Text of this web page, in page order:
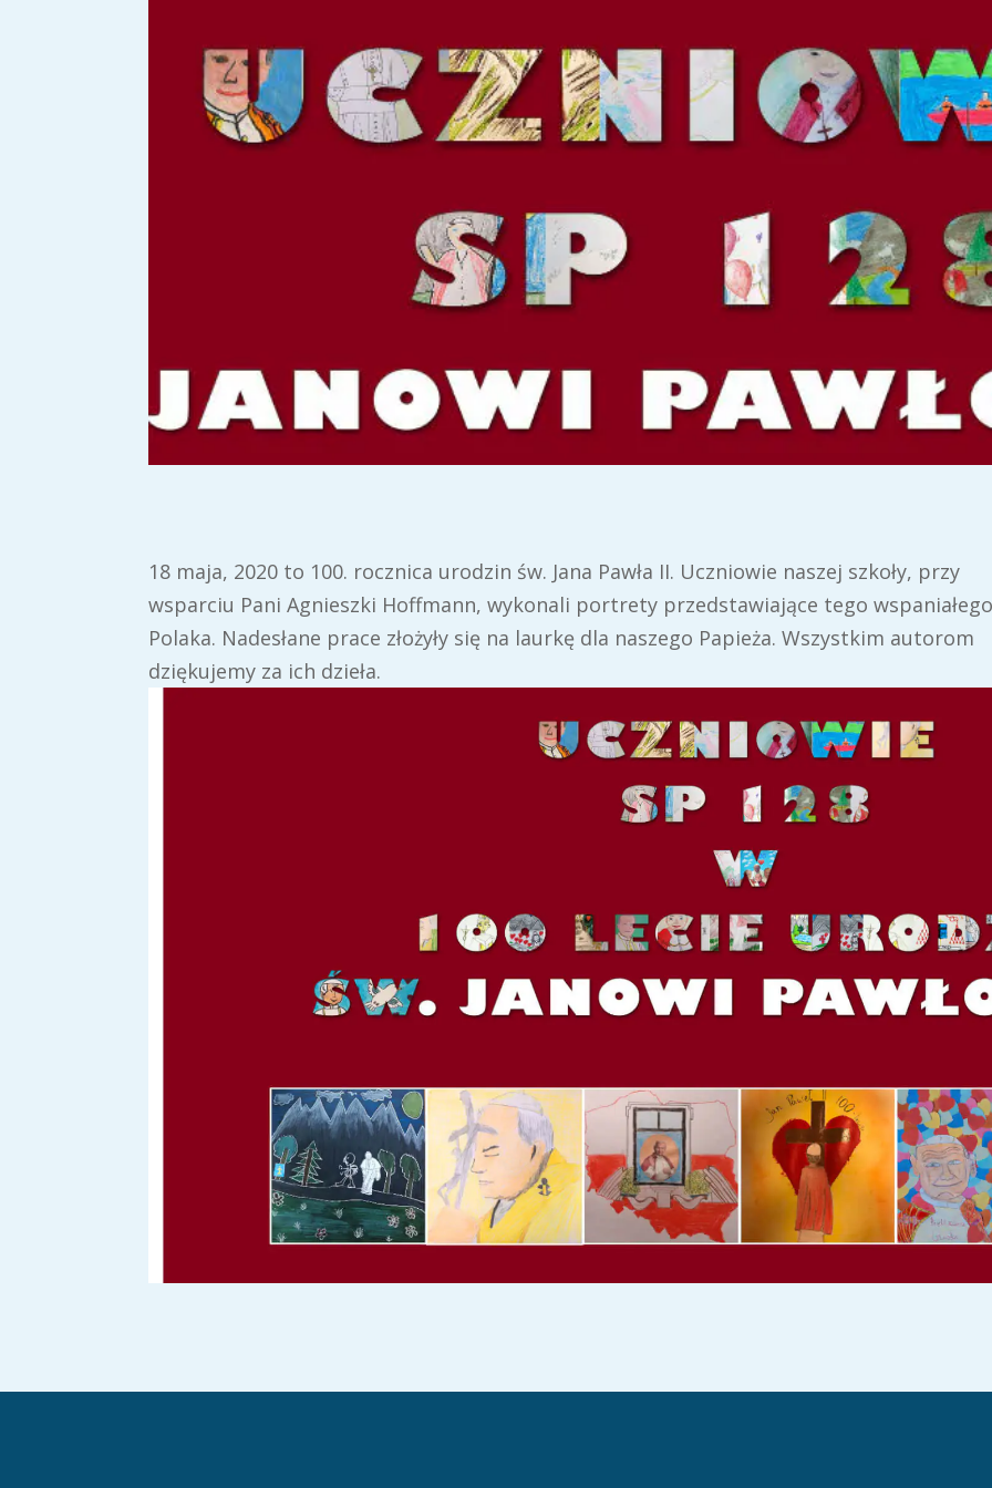
18 maja, 2020 to 100. rocznica urodzin św. Jana Pawła II. Uczniowie naszej szkoły, przy
wsparciu Pani Agnieszki Hoffmann, wykonali portrety przedstawiające tego
Polaka. Nadesłane prace złożyły się na laurkę dla naszego Papieża. Wszystkim autorom
dziękujemy za ich dzieła.